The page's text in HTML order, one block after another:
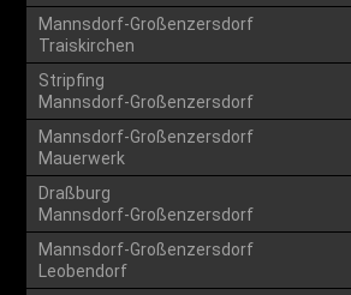
Mannsdorf-Großenzersdorf
Traiskirchen
Stripfing
Mannsdorf-Großenzersdorf
Mannsdorf-Großenzersdorf
Mauerwerk
Draßburg
Mannsdorf-Großenzersdorf
Mannsdorf-Großenzersdorf
Leobendorf